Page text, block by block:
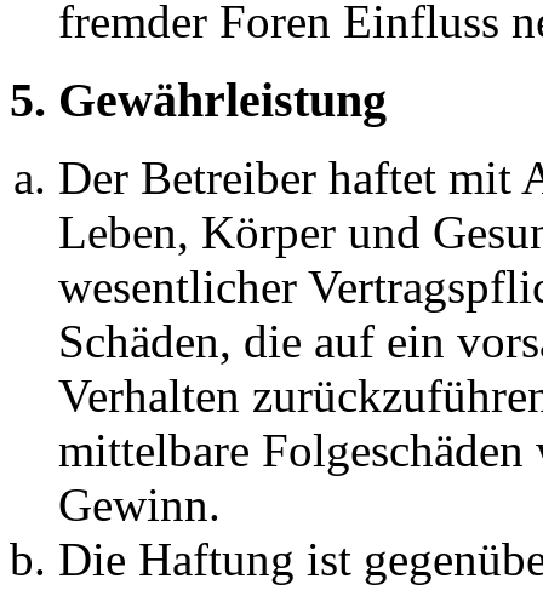
fremder Foren Einfluss
5. Gewährleistung
Der Betreiber haftet mit
Leben, Körper und
wesentlicher
Schäden, die auf ein
Verhalten
mittelbare Folgeschäden
Gewinn.
Die Haftung ist